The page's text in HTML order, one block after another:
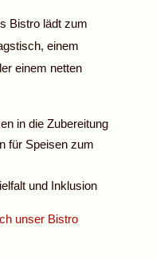
Bistro lädt zum
einem
einem netten
in die Zubereitung
für Speisen zum
und Inklusion
unser Bistro